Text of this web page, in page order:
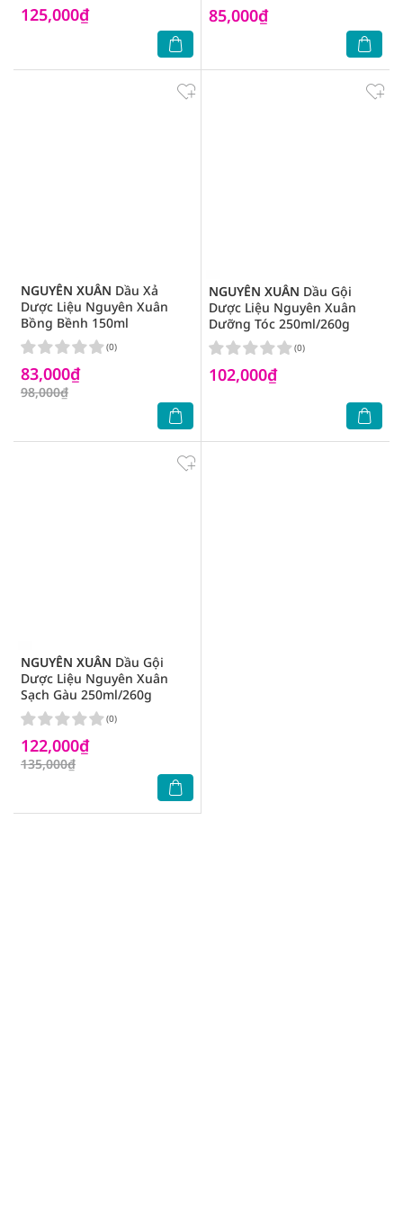
125,000₫ 85,000₫
NGUYÊN XUÂN Dầu Xả
Dược Liệu Nguyên Xuân
Bồng Bềnh 150ml
83,000₫
98,000₫
(0)
NGUYÊN XUÂN Dầu Gội
Dược Liệu Nguyên Xuân
Dưỡng Tóc 250ml/260g
102,000₫
(0)
NGUYÊN XUÂN Dầu Gội
Dược Liệu Nguyên Xuân
Sạch Gàu 250ml/260g
122,000₫
135,000₫
(0)